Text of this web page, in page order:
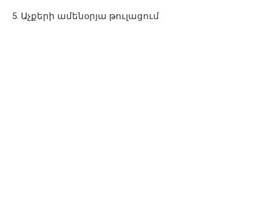
5. Աչքերի ամենօրյա թուլացում